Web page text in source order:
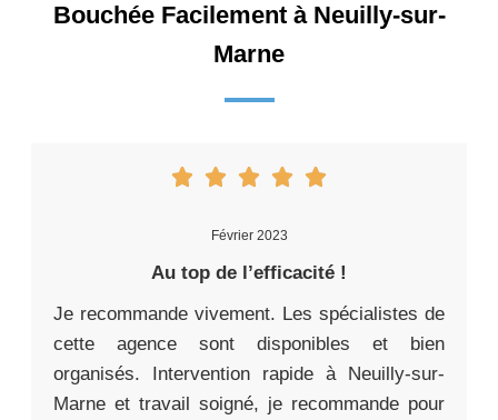
Bouchée Facilement à Neuilly-sur-
Marne
Février 2023
Au top de l’efficacité !
Je recommande vivement. Les spécialistes de
cette agence sont disponibles et bien
organisés. Intervention rapide à Neuilly-sur-
Marne et travail soigné, je recommande pour